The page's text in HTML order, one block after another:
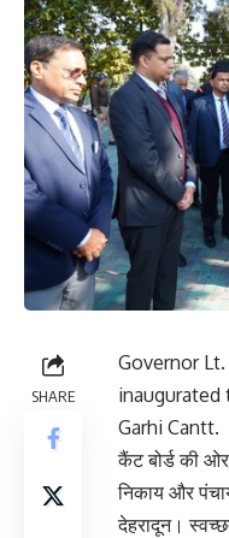
SHARE
Governor
inaugurated
Garhi Cantt.
कैंट बोर्ड की
निकाय और
देहरादून।